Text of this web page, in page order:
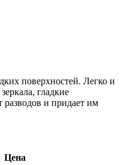
поверхностей. Легко и
гладкие
разводов и придает им
Цена